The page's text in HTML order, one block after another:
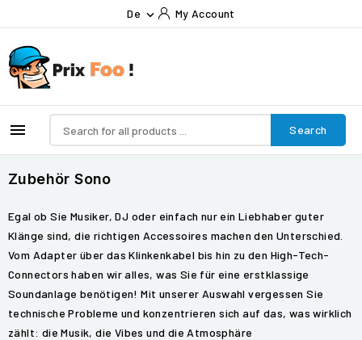
De  My Account
 Search
Zubehör Sono
Egal ob Sie Musiker, DJ oder einfach nur ein Liebhaber guter
Klänge sind, die richtigen Accessoires machen den Unterschied.
Vom Adapter über das Klinkenkabel bis hin zu den High-Tech-
Connectors haben wir alles, was Sie für eine erstklassige
Soundanlage benötigen! Mit unserer Auswahl vergessen Sie
technische Probleme und konzentrieren sich auf das, was wirklich
zählt: die Musik, die Vibes und die Atmosphäre